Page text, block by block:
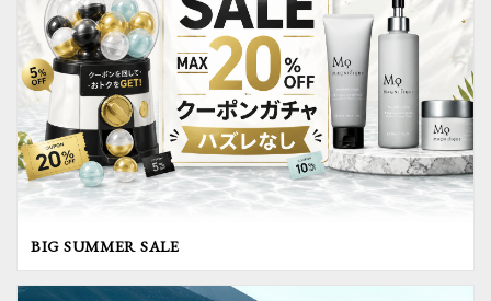
BIG SUMMER SALE